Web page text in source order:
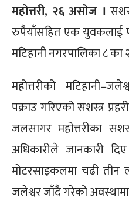
महोत्तरी, २६ असोज ।
रुपैयाँसहित एक युवकलाई
मटिहानी नगरपालिका ८ का
महोत्तरीको
पक्राउ गरिएको सशस्त्र
जलसागर महोत्तरीका
अधिकारीले जानकारी
मोटरसाइकलमा चढी तीन
जलेश्वर जाँदै गरेको